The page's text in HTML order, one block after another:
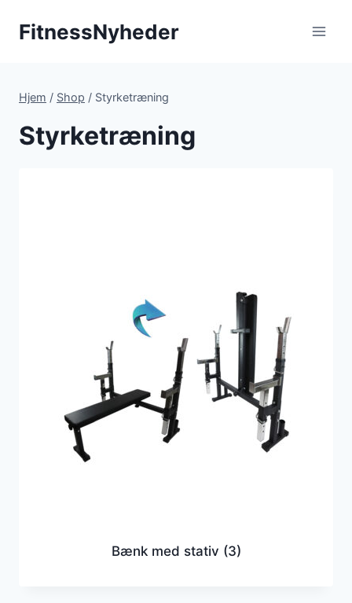
FitnessNyheder
Hjem / Shop / Styrketræning
Styrketræning
Bænk med stativ (3)